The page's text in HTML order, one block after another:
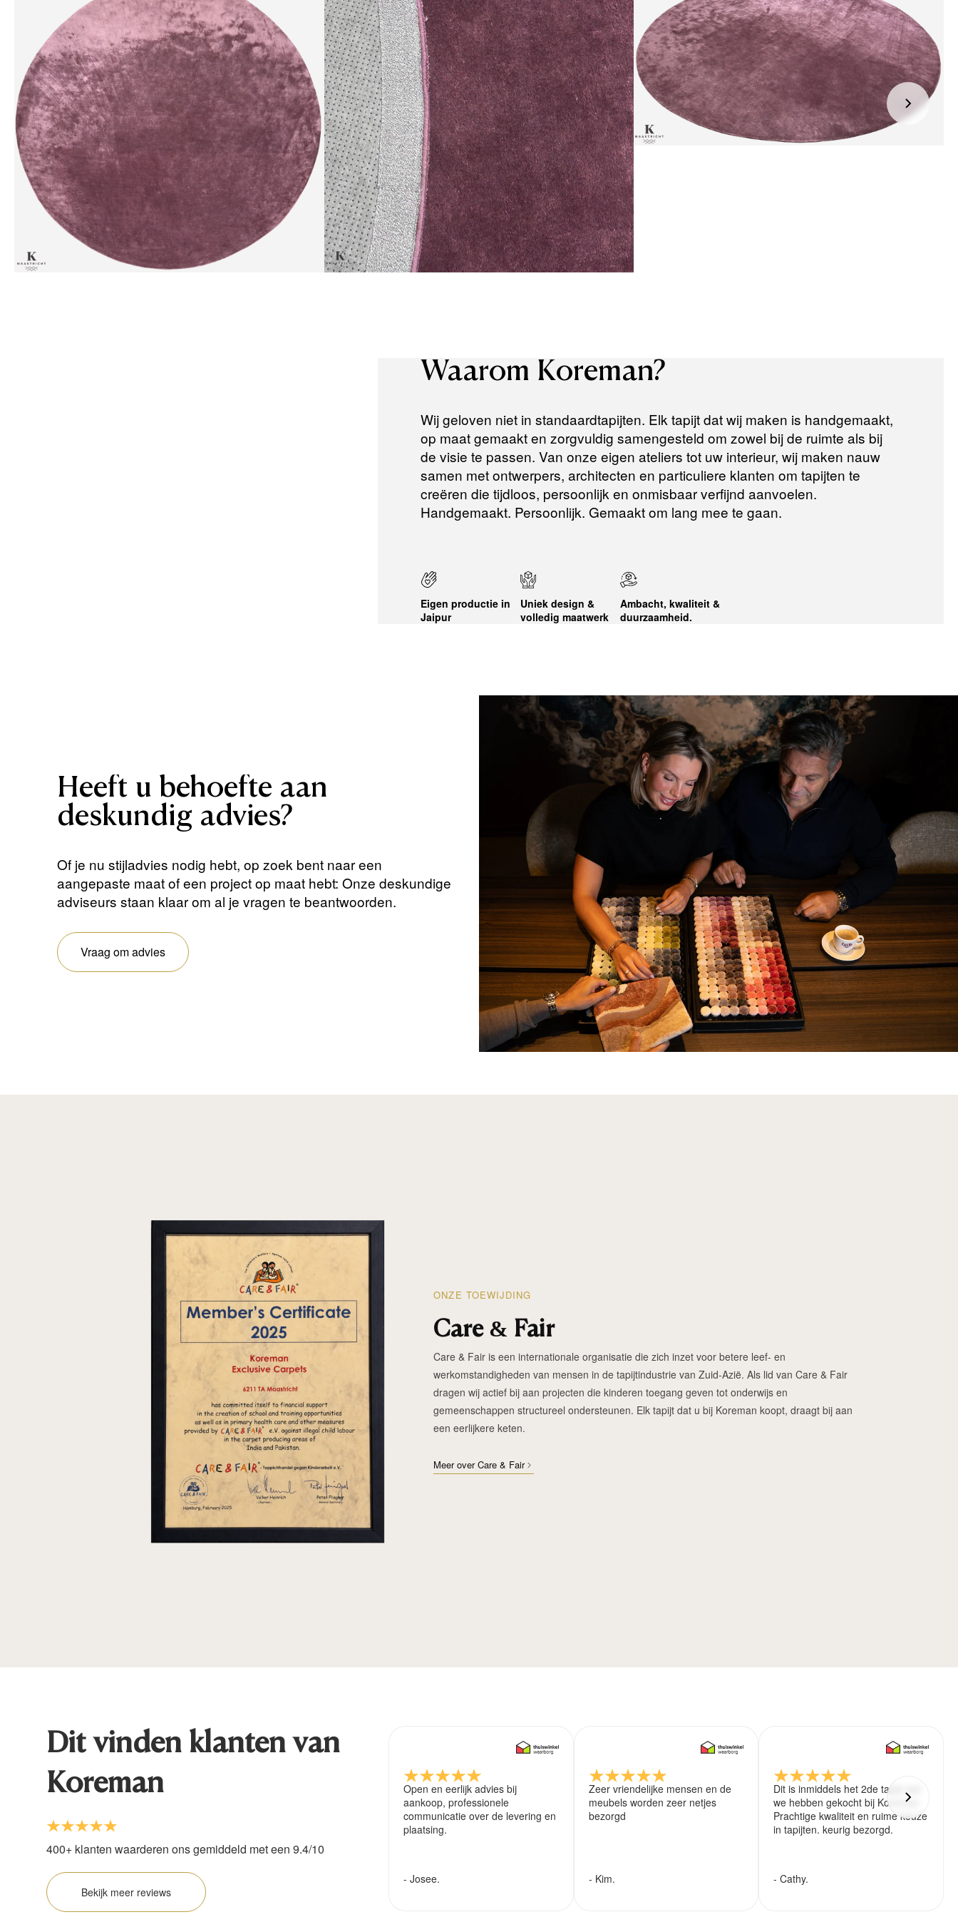
Levertijden:
Het artikel wordt gratis bij u thuis geleverd. Wij streven ernaar uw
bestelling binnen4 werkdagen bij u thuis te bezorgen.
Retourneren:
Het artikel wordt gratis bij u thuis geleverd. Mocht het niet passen en
u besluit het te retourneren, dan storten wij het aankoopbedrag zo
snel mogelijk terug, maar uiterlijk
Voor meer informatie kunt u terecht op:
Terugbetalingsbeleid
Waarom Koreman?
Wij geloven niet in standaardtapijten. Elk tapijt dat wij maken is handgemaakt,
op maat gemaakt en zorgvuldig samengesteld om zowel bij de ruimte als bij
de visie te passen. Van onze eigen ateliers tot uw interieur, wij maken nauw
samen met ontwerpers, architecten en particuliere klanten om tapijten te
creëren die tijdloos, persoonlijk en onmisbaar verfijnd aanvoelen.
Handgemaakt. Persoonlijk. Gemaakt om lang mee te gaan.
Eigen productie in
Jaipur
Uniek design &
volledig maatwerk
Ambacht, kwaliteit &
duurzaamheid.
Heeft u behoefte aan
deskundig advies?
Of je nu stijladvies nodig hebt, op zoek bent naar een
aangepaste maat of een project op maat hebt: Onze deskundige
adviseurs staan ​​klaar om al je vragen te beantwoorden.
Vraag om advies
ONZE TOEWIJDING
Care & Fair
Care & Fair is een internationale organisatie die zich inzet voor betere leef- en
werkomstandigheden van mensen in de tapijtindustrie van Zuid-Azië. Als lid van Care & Fair
dragen wij actief bij aan projecten die kinderen toegang geven tot onderwijs en
gemeenschappen structureel ondersteunen. Elk tapijt dat u bij Koreman koopt, draagt bij aan
een eerlijkere keten.
Meer over Care & Fair
Dit vinden klanten van
Koreman
400+ klanten waarderen ons gemiddeld met een 9.4/10
Bekijk meer reviews
Open en eerlijk advies bij
aankoop, professionele
communicatie over de levering en
plaatsing.
- Josee.
Zeer vriendelijke mensen en de
meubels worden zeer netjes
bezorgd
- Kim.
Dit is inmiddels het 2de tapijt wat
we hebben gekocht bij Koreman.
Prachtige kwaliteit en ruime keuze
in tapijten. keurig bezorgd.
- Cathy.